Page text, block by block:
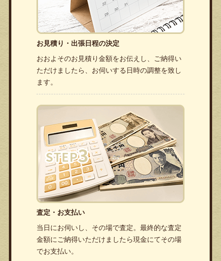
お見積り・出張日程の決定
おおよそのお見積り金額をお伝えし、ご納得い
ただけましたら、お伺いする日時の調整を致し
ます。
査定・お支払い
当日にお伺いし、その場で査定。最終的な査定
金額にご納得いただけましたら現金にてその場
でお支払い。